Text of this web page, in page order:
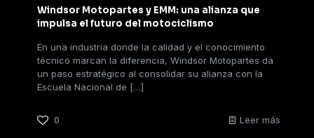
Windsor Motopartes y EMM: una alianza que
impulsa el futuro del motociclismo
En una industria donde la calidad y el conocimiento
técnico marcan la diferencia, Windsor Motopartes da
un paso estratégico al consolidar su alianza con la
Escuela Nacional de […]
0 Leer más